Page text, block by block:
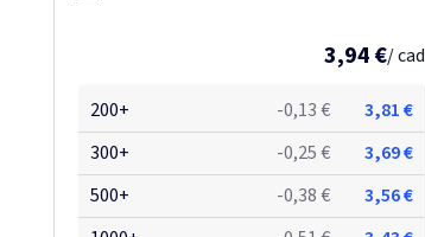
3,94 €/ cad
200+ -0,13 €
3,81 €
300+
-0,25 €
3,69 €
500+
-0,38 €
3,56 €